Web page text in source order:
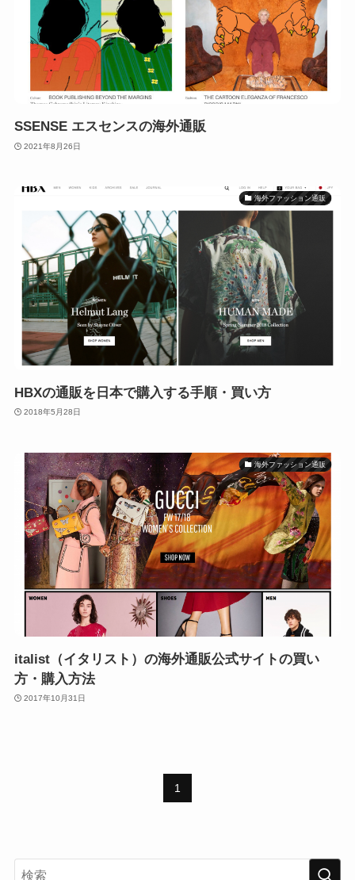
SSENSE エスセンスの海外通販
2021年8月26日
海外ファッション通販
HBXの通販を日本で購入する手順・買い方
2018年5月28日
海外ファッション通販
italist（イタリスト）の海外通販公式サイトの買い
方・購入方法
2017年10月31日
1